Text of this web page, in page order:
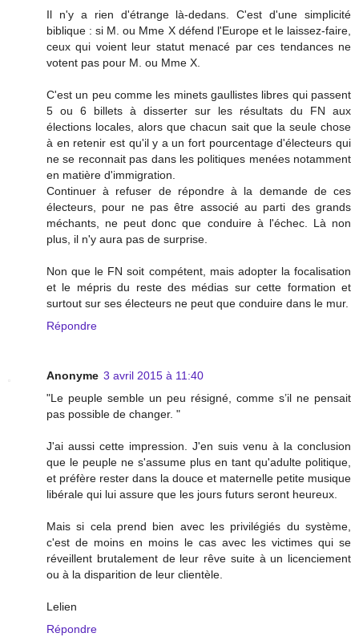
Il n'y a rien d'étrange là-dedans. C'est d'une simplicité
biblique : si M. ou Mme X défend l'Europe et le laissez-faire,
ceux qui voient leur statut menacé par ces tendances ne
votent pas pour M. ou Mme X.
C'est un peu comme les minets gaullistes libres qui passent
5 ou 6 billets à disserter sur les résultats du FN aux
élections locales, alors que chacun sait que la seule chose
à en retenir est qu'il y a un fort pourcentage d'électeurs qui
ne se reconnait pas dans les politiques menées notamment
en matière d'immigration.
Continuer à refuser de répondre à la demande de ces
électeurs, pour ne pas être associé au parti des grands
méchants, ne peut donc que conduire à l'échec. Là non
plus, il n'y aura pas de surprise.
Non que le FN soit compétent, mais adopter la focalisation
et le mépris du reste des médias sur cette formation et
surtout sur ses électeurs ne peut que conduire dans le mur.
Répondre
Anonyme 3 avril 2015 à 11:40
"Le peuple semble un peu résigné, comme s’il ne pensait
pas possible de changer. "
J'ai aussi cette impression. J'en suis venu à la conclusion
que le peuple ne s'assume plus en tant qu'adulte politique,
et préfère rester dans la douce et maternelle petite musique
libérale qui lui assure que les jours futurs seront heureux.
Mais si cela prend bien avec les privilégiés du système,
c'est de moins en moins le cas avec les victimes qui se
réveillent brutalement de leur rêve suite à un licenciement
ou à la disparition de leur clientèle.
Lelien
Répondre